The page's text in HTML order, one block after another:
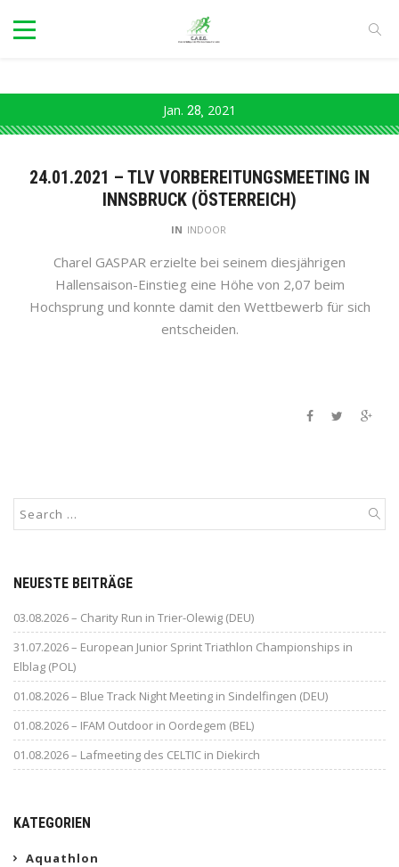
Jan. 28 2021
24.01.2021 – TLV VORBEREITUNGSMEETING IN
INNSBRUCK (ÖSTERREICH)
IN INDOOR
Charel GASPAR erzielte bei seinem diesjährigen
Hallensaison-Einstieg eine Höhe von 2,07 beim
Hochsprung und konnte damit den Wettbewerb für sich
entscheiden.
NEUESTE BEITRÄGE
03.08.2026 – Charity Run in Trier-Olewig (DEU)
31.07.2026 – European Junior Sprint Triathlon Championships in
Elblag (POL)
01.08.2026 – Blue Track Night Meeting in Sindelfingen (DEU)
01.08.2026 – IFAM Outdoor in Oordegem (BEL)
01.08.2026 – Lafmeeting des CELTIC in Diekirch
KATEGORIEN
Aquathlon